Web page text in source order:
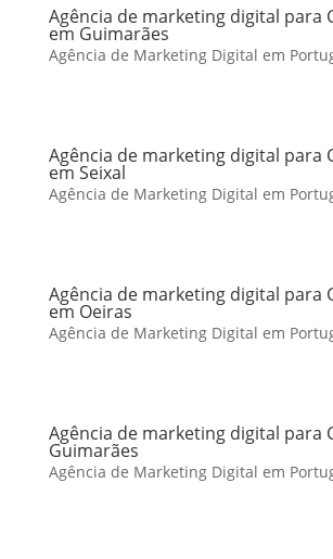
Agência de marketing digital para
em Guimarães
Agência de Marketing Digital em
Agência de marketing digital para
em Seixal
Agência de Marketing Digital em
Agência de marketing digital para
em Oeiras
Agência de Marketing Digital em
Agência de marketing digital para
Guimarães
Agência de Marketing Digital em